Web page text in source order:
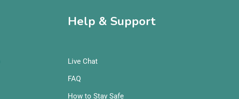
Help & Support
Live Chat
FAQ
How to Stay Safe